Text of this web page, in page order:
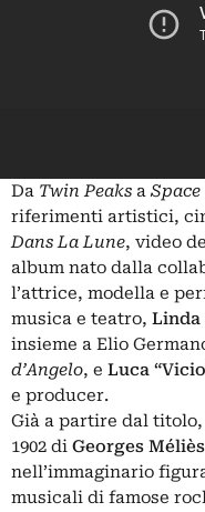
Da Twin Peaks a
riferimenti artistici,
Dans La Lune, video
album nato dalla
l’attrice, modella e
musica e teatro, Linda
insieme a Elio
d’Angelo, e Luca
e producer.
Già a partire dal
1902 di Georges Méliès
nell’immaginario
musicali di famose